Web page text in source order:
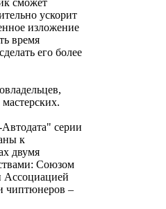
сможет
ускорит
изложение
время
его более
серии
к
двумя
Союзом
Ассоциацией
чиптюнеров –